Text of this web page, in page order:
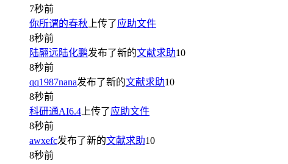
7秒前
你所谓的春秋 上传了应助文件
8秒前
陆翮远陆化鹏发布了新的文献求助10
8秒前
qq1987nana发布了新的文献求助10
8秒前
科研通AI6.4 上传了应助文件
8秒前
awxefc发布了新的文献求助10
8秒前